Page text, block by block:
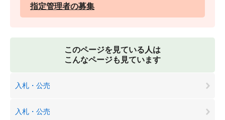
指定管理者の募集
このページを見ている人は
こんなページも見ています
入札・公売
入札・公売